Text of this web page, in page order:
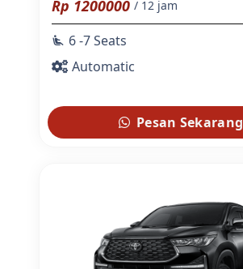
Rp 1200000 / 12 jam
airline_seat_recline_extra 6 -7 Seats
Automatic
Pesan Sekarang